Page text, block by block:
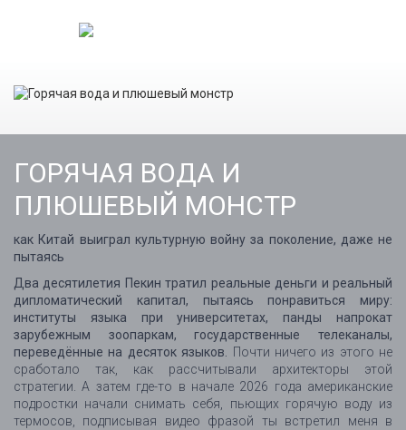
ГОРЯЧАЯ ВОДА И
ПЛЮШЕВЫЙ МОНСТР
как Китай выиграл культурную войну за поколение, даже не
пытаясь
Два десятилетия Пекин тратил реальные деньги и реальный
дипломатический капитал, пытаясь понравиться миру:
институты языка при университетах, панды напрокат
зарубежным зоопаркам, государственные телеканалы,
переведённые на десяток языков.
Почти ничего из этого не
сработало так, как рассчитывали архитекторы этой
стратегии. А затем где-то в начале 2026 года американские
подростки начали снимать себя, пьющих горячую воду из
термосов, подписывая видео фразой ты встретил меня в